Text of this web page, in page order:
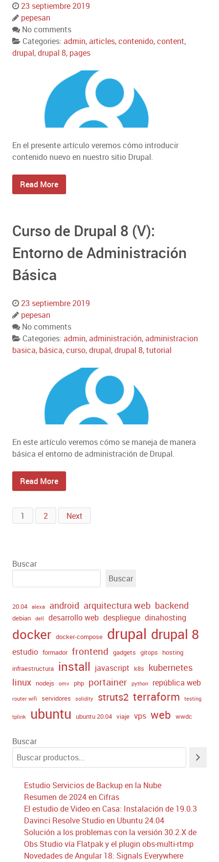
23 septiembre 2019
pepesan
No comments
Categories: admin,articles,contenido,content,
drupal,drupal 8, pages
En el presente artículo veremos cómo introducir
contenido nuevo en nuestro sitio Drupal.
Read More
Curso de Drupal 8 (V):
Entorno de Administración
Básica
23 septiembre 2019
pepesan
No comments
Categories: admin,administración,administracion
basica, básica,curso,drupal,drupal 8,tutorial
En este artículo veremos cómo se maneja de manera
básica el entorno de administración de Drupal.
Read More
1 2 Next
Buscar
Buscar
20.04 alexa android arquitectura web backend
debian dell desarrollo web despliegue dinahosting
docker docker-compose drupal drupal 8
estudio formador frontend gadgets gitops
hosting
infraestructura install javascript k8s
kubernetes
linux nodejs omv php portainer python república web
router wifi servidores solidity struts2 terraform testing
tplink ubuntu ubuntu 20.04 viaje vps web wwdc
Buscar
Estudio Servicios de Backup en la Nube
Resumen de 2024 en Cifras
El estudio de Video en Casa: Instalación de 19.0.3
Davinci Resolve Studio en Ubuntu 24.04
Solución a los problemas con la versión 30.2.X de
Obs Studio vía Flatpak y el plugin obs-multi-rtmp
Novedades de Angular 18: Signals Everywhere